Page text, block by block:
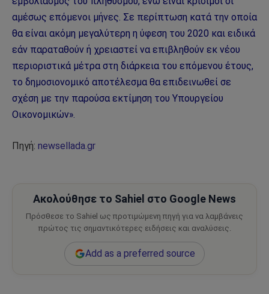
αμέσως επόμενοι μήνες. Σε περίπτωση κατά την οποία
θα είναι ακόμη μεγαλύτερη η ύφεση του 2020 και ειδικά
εάν παραταθούν ή χρειαστεί να επιβληθούν εκ νέου
περιοριστικά μέτρα στη διάρκεια του επόμενου έτους,
το δημοσιονομικό αποτέλεσμα θα επιδεινωθεί σε
σχέση με την παρούσα εκτίμηση του Υπουργείου
Οικονομικών».
Πηγή: newsellada.gr
Ακολούθησε το Sahiel στο Google News
Πρόσθεσε το Sahiel ως προτιμώμενη πηγή για να λαμβάνεις
πρώτος τις σημαντικότερες ειδήσεις και αναλύσεις.
Add as a preferred source